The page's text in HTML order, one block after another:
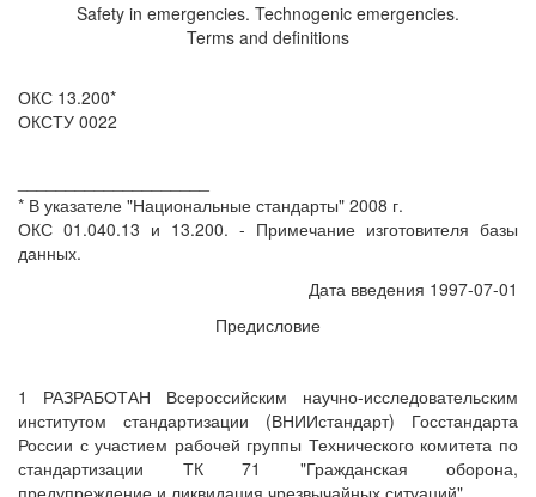
Safety in emergencies. Technogenic emergencies.
Terms and definitions
ОКС 13.200*
ОКСТУ 0022
* В указателе "Национальные стандарты" 2008 г.
ОКС 01.040.13 и 13.200. - Примечание изготовителя базы
данных.
Дата введения 1997-07-01
Предисловие
1 РАЗРАБОТАН Всероссийским научно-исследовательским
институтом стандартизации (ВНИИстандарт) Госстандарта
России с участием рабочей группы Технического комитета по
стандартизации ТК 71 "Гражданская оборона,
предупреждение и ликвидация чрезвычайных ситуаций"